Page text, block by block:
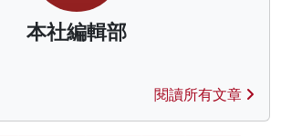
本社編輯部
閱讀所有文章